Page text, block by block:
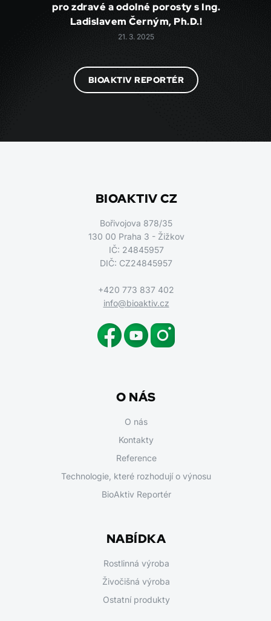
pro zdravé a odolné porosty s Ing.
Ladislavem Černým, Ph.D.!
21. 3. 2025
BIOAKTIV REPORTÉR
BIOAKTIV CZ
Bořivojova 878/35
130 00 Praha 3 - Žižkov
IČ: 24845957
DIČ: CZ24845957
+420 773 837 402
info@bioaktiv.cz
O NÁS
O nás
Kontakty
Reference
Technologie, které rozhodují o výnosu
BioAktiv Reportér
NABÍDKA
Rostlinná výroba
Živočišná výroba
Ostatní produkty